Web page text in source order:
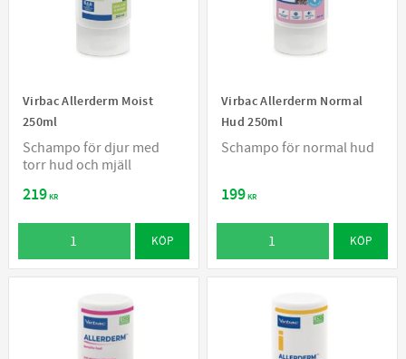
Virbac Allerderm Moist
250ml
Schampo för djur med
torr hud och mjäll
219KR
KÖP
Virbac Allerderm Normal
Hud 250ml
Schampo för normal hud
199KR
KÖP